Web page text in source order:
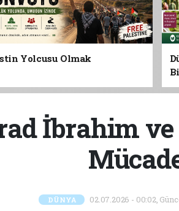
Yolcusu Olmak
İbrahim
DÜNYA 02.07.2026 - 00:02,